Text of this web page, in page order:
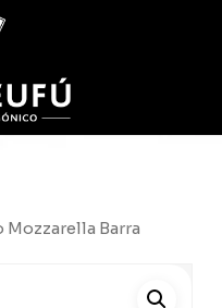
Mozzarella Barra